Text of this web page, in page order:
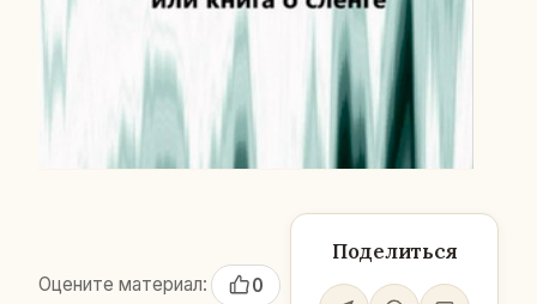
Оцените материал:
0
Поделиться